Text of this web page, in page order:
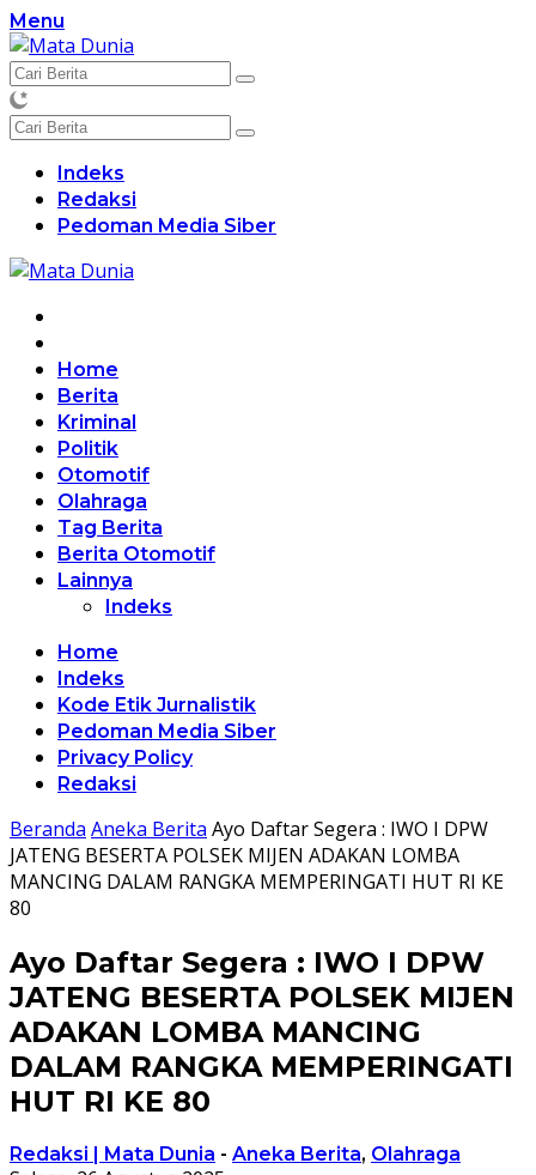
Langsung
ke
konten
Menu
Indeks
Redaksi
Pedoman Media Siber
Home
Berita
Kriminal
Politik
Otomotif
Olahraga
Tag Berita
Berita Otomotif
Lainnya
Indeks
Home
Indeks
Kode Etik Jurnalistik
Pedoman Media Siber
Privacy Policy
Redaksi
Beranda Aneka Berita Ayo Daftar Segera : IWO I DPW
JATENG BESERTA POLSEK MIJEN ADAKAN LOMBA
MANCING DALAM RANGKA MEMPERINGATI HUT RI KE
80
Ayo Daftar Segera : IWO I DPW
JATENG BESERTA POLSEK MIJEN
ADAKAN LOMBA MANCING
DALAM RANGKA MEMPERINGATI
HUT RI KE 80
Redaksi | Mata Dunia - Aneka Berita, Olahraga